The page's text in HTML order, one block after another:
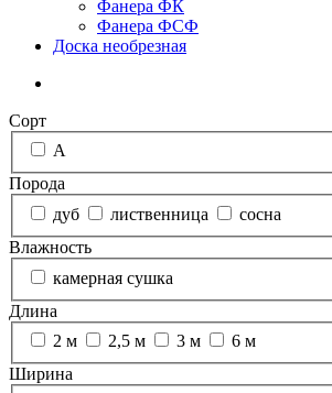
Фанера ФК
Фанера ФСФ
Доска необрезная
Сорт
А
Порода
дуб
лиственница
сосна
Влажность
камерная сушка
Длина
2 м
2,5 м 3 м
6 м
Ширина